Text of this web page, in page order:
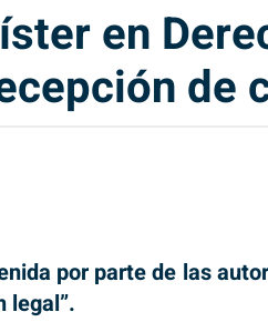
en
de
por parte de las
legal”.